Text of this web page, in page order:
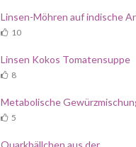
Linsen-Möhren auf indische
10
Linsen Kokos Tomatensuppe
8
Metabolische
5
Quarkbällchen aus der